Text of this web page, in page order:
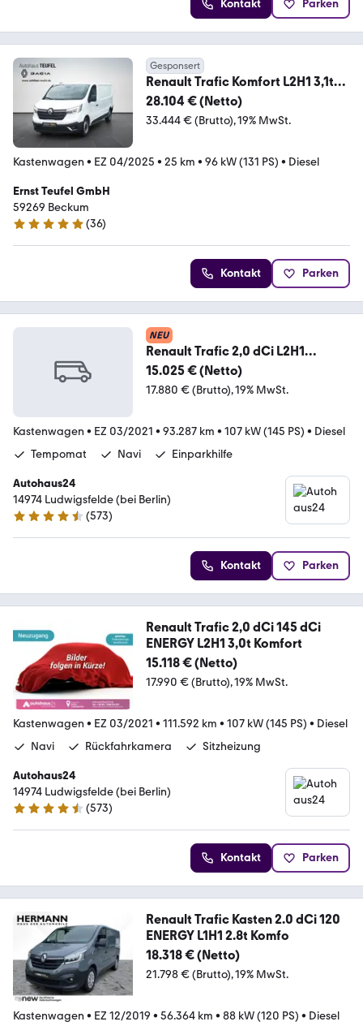
Kontakt Parken
Gesponsert
Renault Trafic Komfort L2H1 3,1t
dCi130 "Bott-Umbau"
28.104 € (Netto)
33.444 € (Brutto) 19% MwSt.
Kastenwagen • EZ 04/2025 • 25 km • 96 kW (131 PS) • Diesel
Ernst Teufel GmbH
59269 Beckum
5 Sterne
(36)
Kontakt Parken
NEU
Renault Trafic 2,0 dCi L2H1
Navi|PDC|Kamer
15.025 € (Netto)
17.880 € (Brutto) 19% MwSt.
Kastenwagen • EZ 03/2021 • 93.287 km • 107 kW (145 PS) • Diesel
Tempomat
Navi Einparkhilfe
Autohaus24
14974 Ludwigsfelde (bei Berlin)
4.3 Sterne
(573)
Kontakt Parken
Renault Trafic 2,0 dCi 145 dCi
ENERGY L2H1 3,0t Komfort
15.118 € (Netto)
17.990 € (Brutto) 19% MwSt.
Kastenwagen • EZ 03/2021 • 111.592 km • 107 kW (145 PS) • Diesel
Navi
Rückfahrkamera Sitzheizung
Autohaus24
14974 Ludwigsfelde (bei Berlin)
4.3 Sterne
(573)
Kontakt Parken
Renault Trafic Kasten 2.0 dCi 120
ENERGY L1H1 2.8t Komfo
18.318 € (Netto)
21.798 € (Brutto) 19% MwSt.
Kastenwagen • EZ 12/2019 • 56.364 km • 88 kW (120 PS) • Diesel